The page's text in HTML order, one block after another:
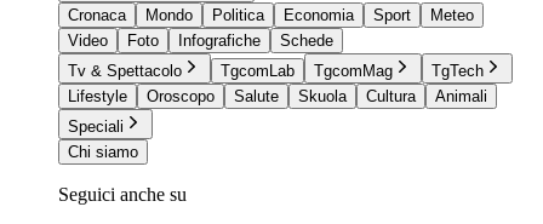
Cronaca
Mondo Politica Economia Sport
Meteo
Video
Foto Infografiche
Schede
Tv & Spettacolo
TgcomLab TgcomMag
TgTech
Lifestyle
Oroscopo Salute Skuola Cultura
Animali
Speciali
Chi siamo
Seguici anche su